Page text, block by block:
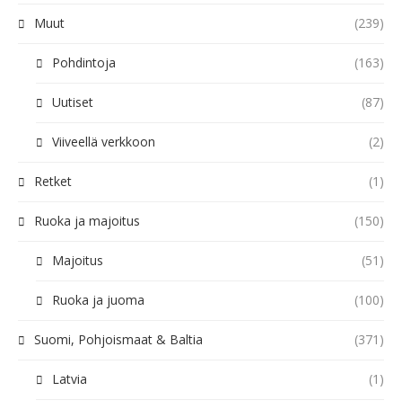
Muut (239)
Pohdintoja (163)
Uutiset (87)
Viiveellä verkkoon (2)
Retket (1)
Ruoka ja majoitus (150)
Majoitus (51)
Ruoka ja juoma (100)
Suomi, Pohjoismaat & Baltia (371)
Latvia (1)